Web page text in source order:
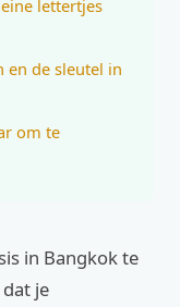
lettertjes
en de sleutel in
om te
in Bangkok te
je